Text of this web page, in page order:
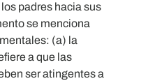
padres hacia sus
se menciona
(a) la
a que las
ser atingentes a